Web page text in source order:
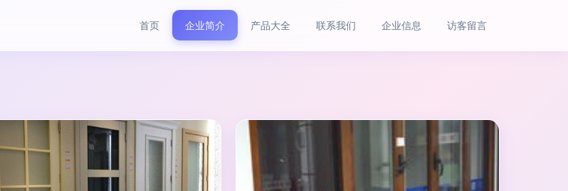
首页 企业简介 产品大全 联系我们 企业信息 访客留言